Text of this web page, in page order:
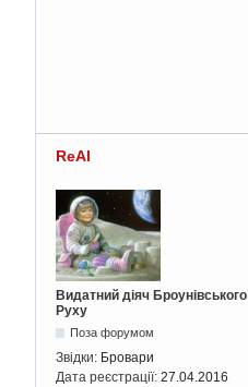
ReAl
Видатний діяч Броунівського
Руху
Поза форумом
Звідки: Бровари
Дата реєстрації: 27.04.2016